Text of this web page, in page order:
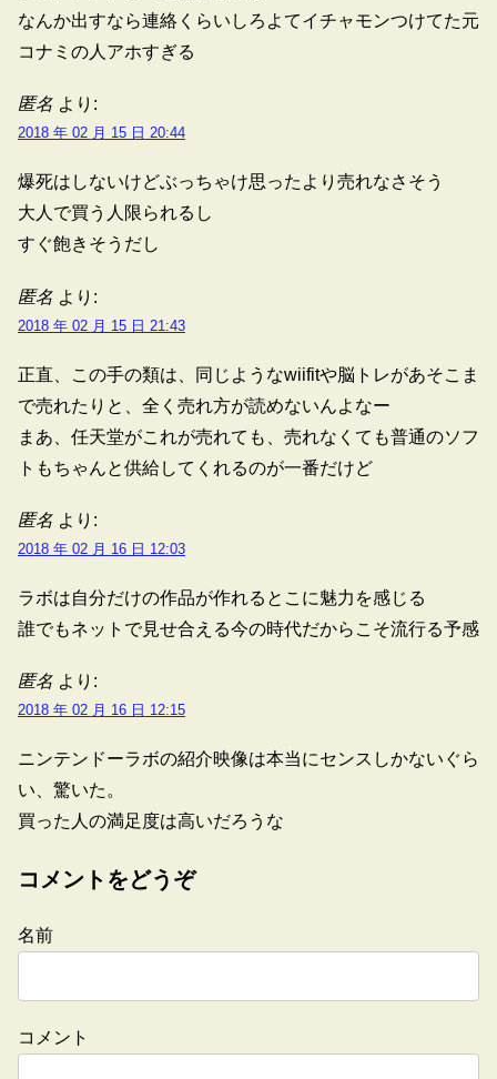
なんか出すなら連絡くらいしろよてイチャモンつけてた元
コナミの人アホすぎる
匿名 より:
2018 年 02 月 15 日 20:44
爆死はしないけどぶっちゃけ思ったより売れなさそう
大人で買う人限られるし
すぐ飽きそうだし
匿名 より:
2018 年 02 月 15 日 21:43
正直、この手の類は、同じようなwiifitや脳トレがあそこま
で売れたりと、全く売れ方が読めないんよなー
まあ、任天堂がこれが売れても、売れなくても普通のソフ
トもちゃんと供給してくれるのが一番だけど
匿名 より:
2018 年 02 月 16 日 12:03
ラボは自分だけの作品が作れるとこに魅力を感じる
誰でもネットで見せ合える今の時代だからこそ流行る予感
匿名 より:
2018 年 02 月 16 日 12:15
ニンテンドーラボの紹介映像は本当にセンスしかないぐら
い、驚いた。
買った人の満足度は高いだろうな
コメントをどうぞ
名前
コメント